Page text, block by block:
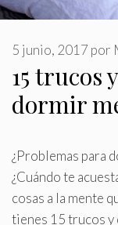
15 trucos
dormir
5 junio, 2017 por
¿Problemas para
¿Cuándo te
cosas a la mente
tienes 15 trucos y